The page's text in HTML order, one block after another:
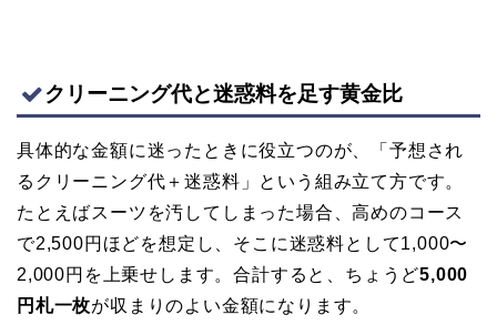
クリーニング代と迷惑料を足す黄金比
具体的な金額に迷ったときに役立つのが、「予想され
るクリーニング代＋迷惑料」という組み立て方です。
たとえばスーツを汚してしまった場合、高めのコース
で2,500円ほどを想定し、そこに迷惑料として1,000〜
2,000円を上乗せします。合計すると、ちょうど5,000
円札一枚が収まりのよい金額になります。